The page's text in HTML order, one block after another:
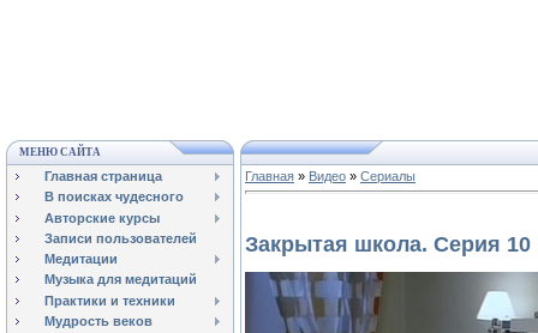
МЕНЮ САЙТА
Главная страница
В поисках чудесного
Авторские курсы
Записи пользователей
Медитации
Музыка для медитаций
Практики и техники
Мудрость веков
Главная » Видео » Сериалы
Закрытая школа. Серия 10